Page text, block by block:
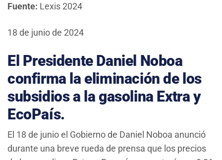
Fuente: Lexis 2024
18 de junio de 2024
El Presidente Daniel Noboa
confirma la eliminación de los
subsidios a la gasolina Extra y
EcoPaís.
El 18 de junio el Gobierno de Daniel Noboa anunció
durante una breve rueda de prensa que los precios